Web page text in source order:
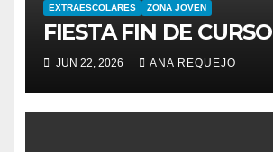
EXTRAESCOLARES ZONA JOVEN
FIESTA FIN DE CURSO
JUN 22, 2026 ANA REQUEJO